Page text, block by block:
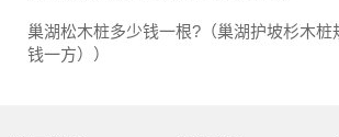
巢湖松木桩多少钱一根?（巢湖护坡杉木桩
钱一方））